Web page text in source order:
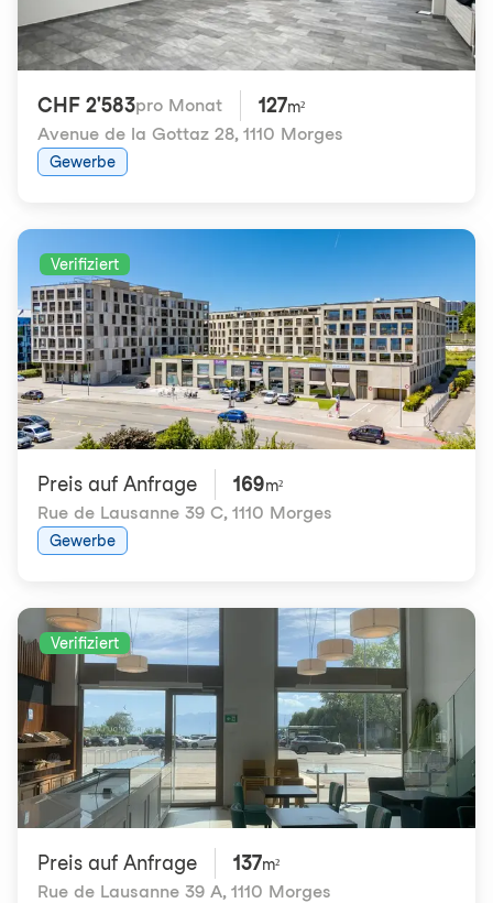
CHF 2'583pro Monat 127m²
Avenue de la Gottaz 28, 1110 Morges
Gewerbe
Verifiziert
Preis auf Anfrage 169m²
Rue de Lausanne 39 C, 1110 Morges
Gewerbe
Verifiziert
Preis auf Anfrage 137m²
Rue de Lausanne 39 A, 1110 Morges